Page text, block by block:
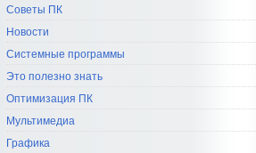
Советы ПК
Новости
Системные программы
Это полезно знать
Оптимизация ПК
Мультимедиа
Графика